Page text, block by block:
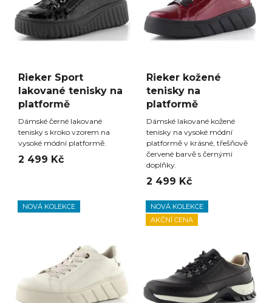
Rieker Sport
lakované tenisky na
platformě
Dámské černé lakované
tenisky s kroko vzorem na
vysoké módní platformě.
2 499 Kč
Rieker kožené
tenisky na
platformě
Dámské lakované kožené
tenisky na vysoké módní
platformě v krásné, třešňově
červené barvě s černými
doplňky.
2 499 Kč
NOVÁ KOLEKCE
NOVÁ KOLEKCE
AKČNÍ CENA